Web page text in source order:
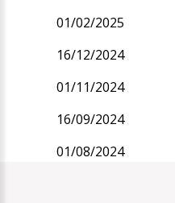
01/02/2025
16/12/2024
01/11/2024
16/09/2024
01/08/2024